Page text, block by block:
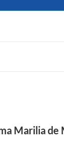
Marilia de